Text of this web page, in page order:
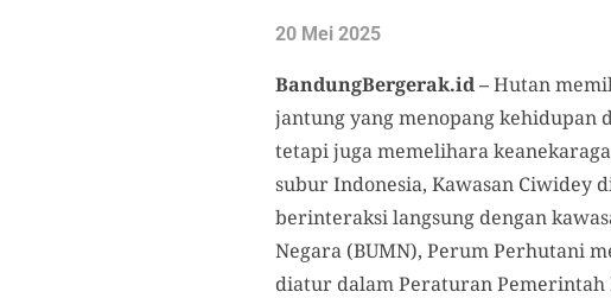
20 Mei 2025
BandungBergerak.id –Hutan
jantung yang menopang kehidupan
tetapi juga memelihara
subur Indonesia, Kawasan Ciwidey
berinteraksi langsung dengan
Negara (BUMN), Perum Perhutani
diatur dalam Peraturan Pemerintah